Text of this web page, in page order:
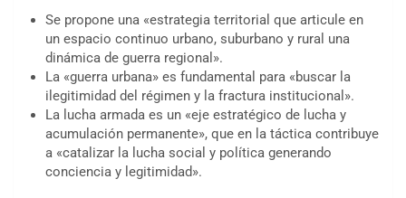
Se propone una «estrategia territorial que articule en
un espacio continuo urbano, suburbano y rural una
dinámica de guerra regional».
La «guerra urbana» es fundamental para «buscar la
ilegitimidad del régimen y la fractura institucional».
La lucha armada es un «eje estratégico de lucha y
acumulación permanente», que en la táctica contribuye
a «catalizar la lucha social y política generando
conciencia y legitimidad».